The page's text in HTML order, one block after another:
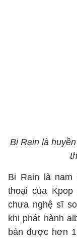
Bi Rain là
Bi Rain là
thoại của
chưa nghệ sĩ
khi phát hành
bán được hơn